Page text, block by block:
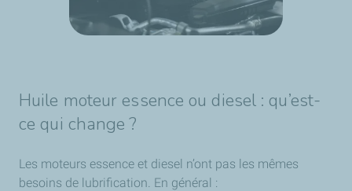
Huile moteur essence ou diesel : qu’est-
ce qui change ?
Les moteurs essence et diesel n’ont pas les mêmes
besoins de lubrification. En général :